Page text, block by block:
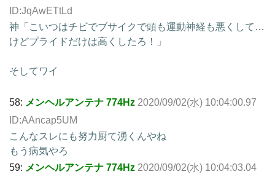
ID:JqAwETtLd
神「こいつはチビでブサイクで頭も運動神経も悪くして…
けどプライドだけは高くしたろ！」
そしてワイ
58: メンヘルアンテナ 774Hz 2020/09/02(水) 10:04:00.97
ID:AAncap5UM
こんなスレにも努力厨て湧くんやね
もう病気やろ
59: メンヘルアンテナ 774Hz 2020/09/02(水) 10:04:03.04